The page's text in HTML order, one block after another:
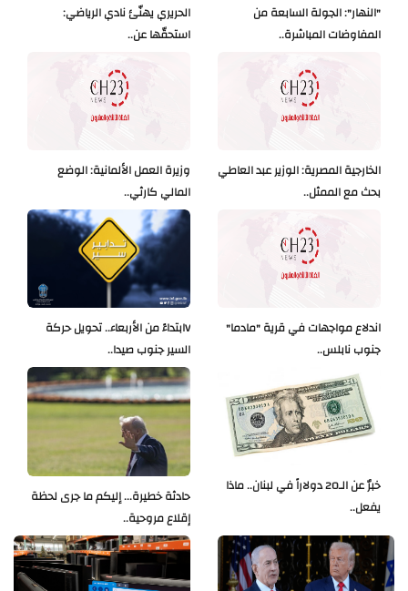
الحريري يهنّئ نادي الرياضي:
استحقّها عن..
"النهار": الجولة السابعة من
المفاوضات المباشرة..
وزيرة العمل الألمانية: الوضع
المالي كارثي..
الخارجية المصرية: الوزير عبد العاطي
بحث مع الممثل..
Vابتداءً من الأربعاء.. تحويل حركة
السير جنوب صيدا..
اندلاع مواجهات في قرية "مادما"
جنوب نابلس..
حادثة خطيرة... إليكم ما جرى لحظة
إقلاع مروحية..
خبرٌ عن الـ20 دولاراً في لبنان.. ماذا
يفعل..